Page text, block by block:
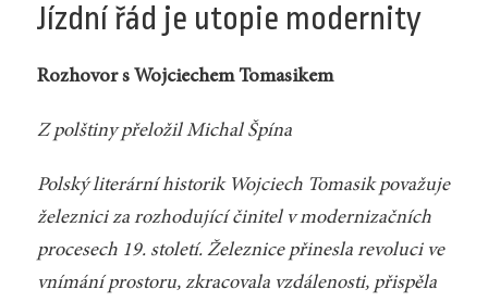
Jízdní řád je utopie modernity
Rozhovor s Wojciechem Tomasikem
Z polštiny přeložil Michal Špína
Polský literární historik Wojciech Tomasik považuje
železnici za rozhodující činitel v modernizačních
procesech 19. století. Železnice přinesla revoluci ve
vnímání prostoru, zkracovala vzdálenosti, přispěla